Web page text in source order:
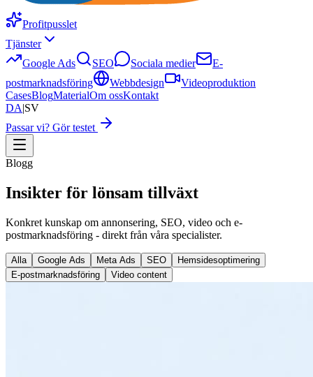
Profitpusslet
Tjänster
Google Ads
SEO Sociala medier
E-
postmarknadsföring
Webbdesign
Videoproduktion
CasesBlogMaterialOm ossKontakt
DA|SV
Passar vi? Gör testet
Blogg
Insikter för lönsam tillväxt
Konkret kunskap om annonsering, SEO, video och e-
postmarknadsföring - direkt från våra specialister.
Alla Google Ads Meta Ads SEO
Hemsidesoptimering
E-postmarknadsföring
Video content